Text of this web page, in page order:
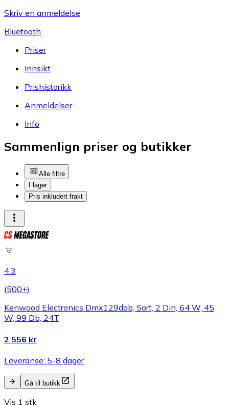
Skriv en anmeldelse
Bluetooth
Priser
Innsikt
Prishistorikk
Anmeldelser
Info
Sammenlign priser og butikker
Alle filtre
I lager
Pris inkludert frakt
4.3
(500+)
Kenwood Electronics Dmx129dab, Sort, 2 Din, 64 W, 45
W, 99 Db, 24T
2 556 kr
Leveranse: 5-8 dager
Gå til butikk
Vis 1 stk